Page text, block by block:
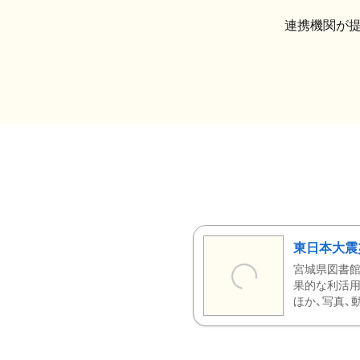
連携機関が
東日本大
宮城県図書
果的な利活
ほか、写真、